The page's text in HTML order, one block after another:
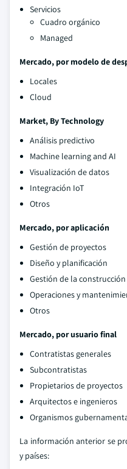
Servicios
Cuadro orgánico
Managed
Mercado, por modelo de
Locales
Cloud
Market, By Technology
Análisis predictivo
Machine learning and AI
Visualización de datos
Integración IoT
Otros
Mercado, por aplicación
Gestión de proyectos
Diseño y planificación
Gestión de la construcción
Operaciones y
Otros
Mercado, por usuario final
Contratistas generales
Subcontratistas
Propietarios de proyectos
Arquitectos e ingenieros
Organismos
La información anterior se
y países: